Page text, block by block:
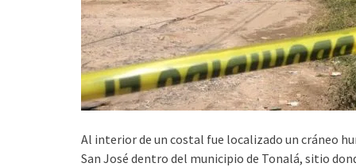
Al interior de un costal fue localizado un cráneo
San José dentro del municipio de Tonalá, sitio